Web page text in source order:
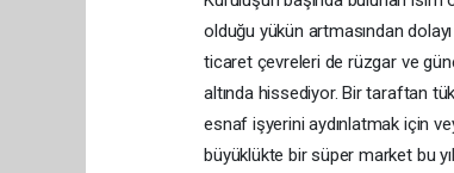
olduğu yükün artmasından
ticaret çevreleri de rüzgar ve
altında hissediyor. Bir taraftan
esnaf işyerini aydınlatmak için
büyüklükte bir süper market bu